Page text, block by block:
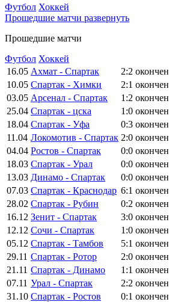
Футбол Хоккей
Прошедшие матчи развернуть
Прошедшие матчи
Футбол Хоккей
16.05 Ахмат - Спартак 2:2 окончен
10.05 Спартак - Химки 2:1 окончен
03.05 Арсенал - Спартак 1:2 окончен
25.04 Спартак - цска 1:0 окончен
18.04 Спартак - Уфа 0:3 окончен
11.04 Локомотив - Спартак 2:0 окончен
04.04 Ростов - Спартак 0:0 окончен
18.03 Спартак - Урал 0:0 окончен
13.03 Динамо - Спартак 0:0 окончен
07.03 Спартак - Краснодар 6:1 окончен
28.02 Спартак - Рубин 0:2 окончен
16.12 Зенит - Спартак 3:0 окончен
12.12 Сочи - Спартак 1:0 окончен
05.12 Спартак - Тамбов 5:1 окончен
29.11 Спартак - Ротор 2:0 окончен
21.11 Спартак - Динамо 1:1 окончен
07.11 Урал - Спартак 2:2 окончен
31.10 Спартак - Ростов 0:1 окончен